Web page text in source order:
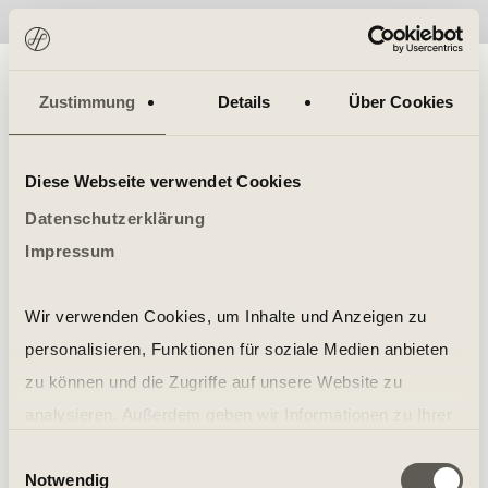
Zustimmung Details Über Cookies
Diese Webseite verwendet Cookies
Datenschutzerklärung
Impressum
Wir verwenden Cookies, um Inhalte und Anzeigen zu
personalisieren, Funktionen für soziale Medien anbieten
zu können und die Zugriffe auf unsere Website zu
soziale Medien, Werbung und Analysen weiter. Unsere
Notwendig